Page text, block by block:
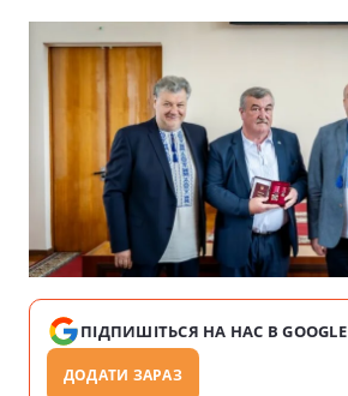
ПІДПИШІТЬСЯ НА НАС В GOOGLE
ДОДАТИ ЗАРАЗ